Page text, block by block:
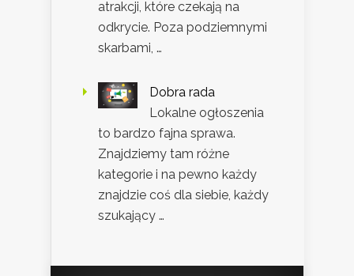
atrakcji, które czekają na
odkrycie. Poza podziemnymi
skarbami, …
Dobra rada
Lokalne ogłoszenia
to bardzo fajna sprawa.
Znajdziemy tam różne
kategorie i na pewno każdy
znajdzie coś dla siebie, każdy
szukający …